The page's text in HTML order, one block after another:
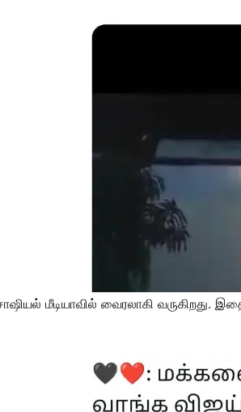
மீடியாவில் வைரலாகி வருகிறது.